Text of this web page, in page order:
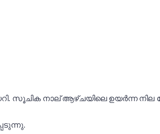
സൂചിക നാല് ആഴ്ചയിലെ ഉയർന്ന നില